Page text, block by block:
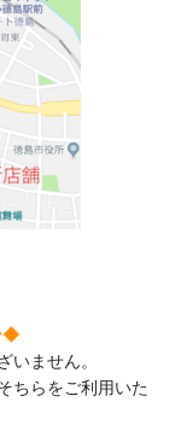
◆
いません。
ちらをご利用いた